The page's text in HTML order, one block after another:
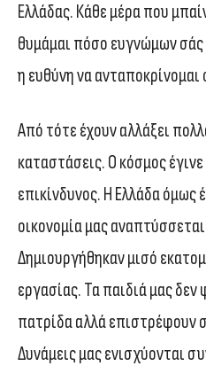
Ελλάδας. Κάθε μέρα που
θυμάμαι πόσο ευγνώμων σάς
η ευθύνη να ανταποκρίνομαι
Από τότε έχουν αλλάξει
καταστάσεις. Ο κόσμος
επικίνδυνος. Η Ελλάδα όμως
οικονομία μας
Δημιουργήθηκαν μισό
εργασίας. Τα παιδιά μας
πατρίδα αλλά επιστρέφουν
Δυνάμεις μας ενισχύονται